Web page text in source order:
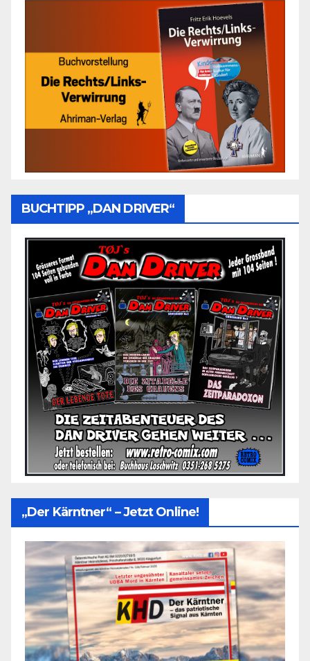
BUCHTIPP „DAN DRIVER“
„Der Kärntner“ – Jetzt Online!